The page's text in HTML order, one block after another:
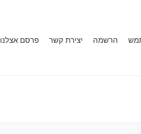
הרשמה יצירת קשר פרסם אצלנו